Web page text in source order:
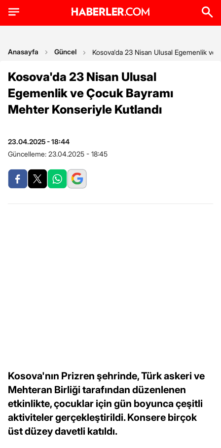
Anasayfa Güncel Kosova'da 23 Nisan Ulusal Egemenlik ve
Kosova'da 23 Nisan Ulusal
Egemenlik ve Çocuk Bayramı
Mehter Konseriyle Kutlandı
23.04.2025 - 18:44
Güncelleme: 23.04.2025 - 18:45
Kosova'nın Prizren şehrinde, Türk askeri ve
Mehteran Birliği tarafından düzenlenen
etkinlikte, çocuklar için gün boyunca çeşitli
aktiviteler gerçekleştirildi. Konsere birçok
üst düzey davetli katıldı.